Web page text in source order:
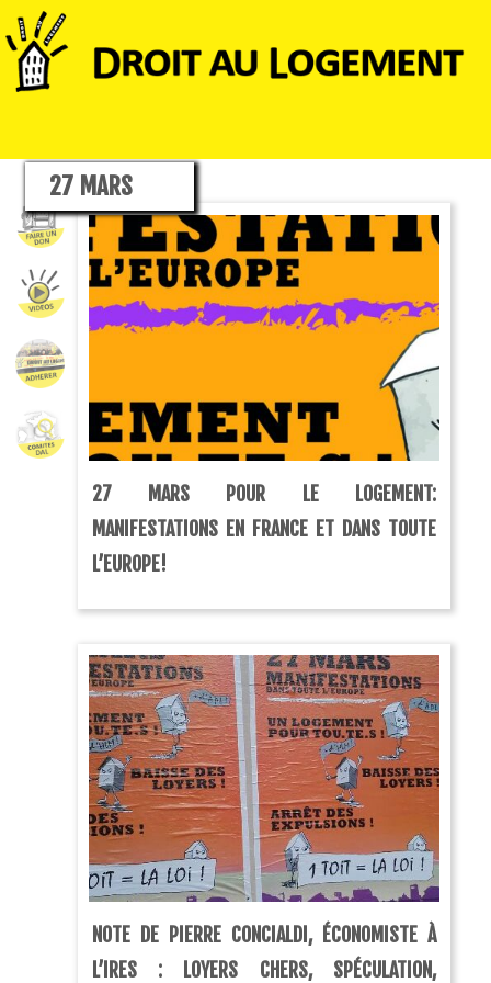
27 MARS
27 MARS POUR LE LOGEMENT:
MANIFESTATIONS EN FRANCE ET DANS TOUTE
L’EUROPE!
NOTE DE PIERRE CONCIALDI, ÉCONOMISTE À
L’IRES : LOYERS CHERS, SPÉCULATION,